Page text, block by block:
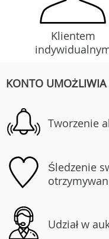
Klientem
KONTO UMOŻLIWIA
Tworzenie
Śledzenie
Udział w